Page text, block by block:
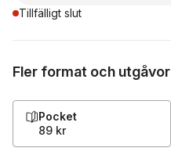
Tillfälligt slut
Fler format och utgåvor
Pocket
89 kr